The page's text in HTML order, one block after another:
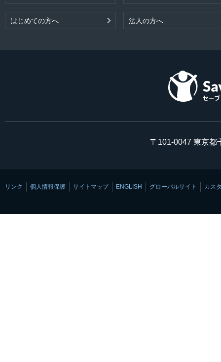
はじめての方へ 法人の方へ
〒101-0047 東京都
リンク 個人情報保護 サイトマップ ENGLISH グローバルサイト カス